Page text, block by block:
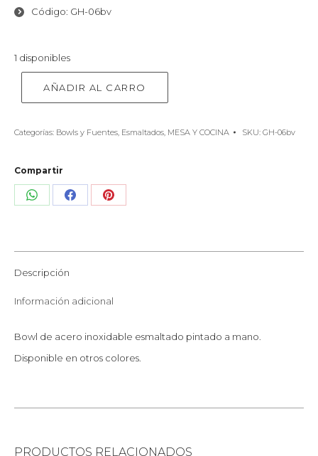
Código: GH-06bv
1 disponibles
AÑADIR AL CARRO
Categorías: Bowls y Fuentes, Esmaltados, MESA Y COCINA SKU: GH-06bv
Compartir
Share Share Share
Descripción
Información adicional
Bowl de acero inoxidable esmaltado pintado a mano.
Disponible en otros colores.
PRODUCTOS RELACIONADOS